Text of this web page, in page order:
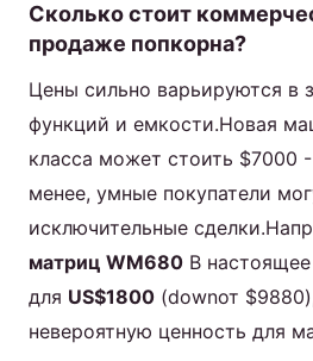
Сколько стоит
продаже попкорна?
Цены сильно варьируются в
функций и емкости.Новая
класса может стоить $7000
менее, умные покупатели
исключительные
матриц WM680 В
для US$1800 (downот
невероятную ценность для